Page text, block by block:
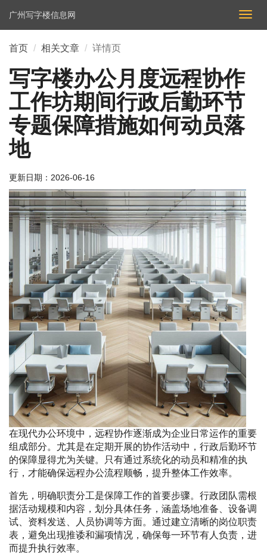
切
换
广州写字楼信息网
首页 相关文章 详情页
写字楼办公月度远程协作
工作坊期间行政后勤环节
专题保障措施如何动员落
地
更新日期： 2026-06-16
在现代办公环境中，远程协作逐渐成为企业日常运作的重要
组成部分。尤其是在定期开展的协作活动中，行政后勤环节
的保障显得尤为关键。只有通过系统化的动员和精准的执
行，才能确保远程办公流程顺畅，提升整体工作效率。
首先，明确职责分工是保障工作的首要步骤。行政团队需根
据活动规模和内容，划分具体任务，涵盖场地准备、设备调
试、资料发送、人员协调等方面。通过建立清晰的岗位职责
表，避免出现推诿和漏项情况，确保每一环节有人负责，进
而提升执行效率。